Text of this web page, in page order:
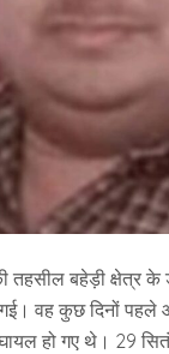
बहेड़ी क्षेत्र के
गई। वह कुछ दिनों
हो गए थे। 29